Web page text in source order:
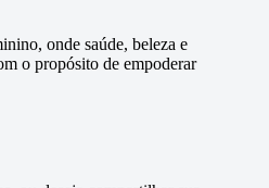
onde saúde, beleza e
o propósito de empoderar